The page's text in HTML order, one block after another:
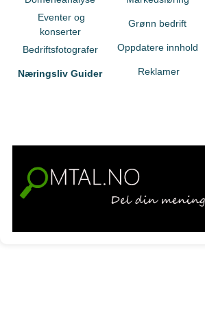
Eventer og
konserter
Bedriftsfotografer
Næringsliv Guider
Grønn bedrift
Oppdatere innhold
Reklamer